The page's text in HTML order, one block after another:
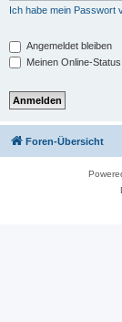
Ich habe mein Passwort
Angemeldet bleiben
Meinen Online-
Foren-Übersicht